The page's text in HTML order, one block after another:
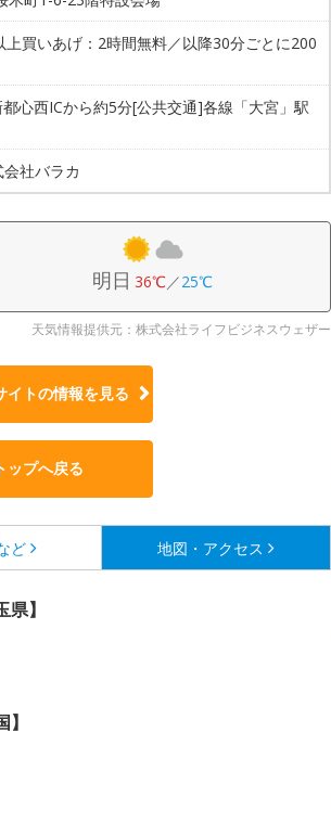
買いあげ：2時間無料／以降30分ごとに200
心西ICから約5分[公共交通]各線「大宮」駅
社バラカ
明日 36℃／25℃
天気情報提供元：株式会社ライフビジネスウェザー
イトの情報を見る
ップへ戻る
ど 地図・アクセス
】